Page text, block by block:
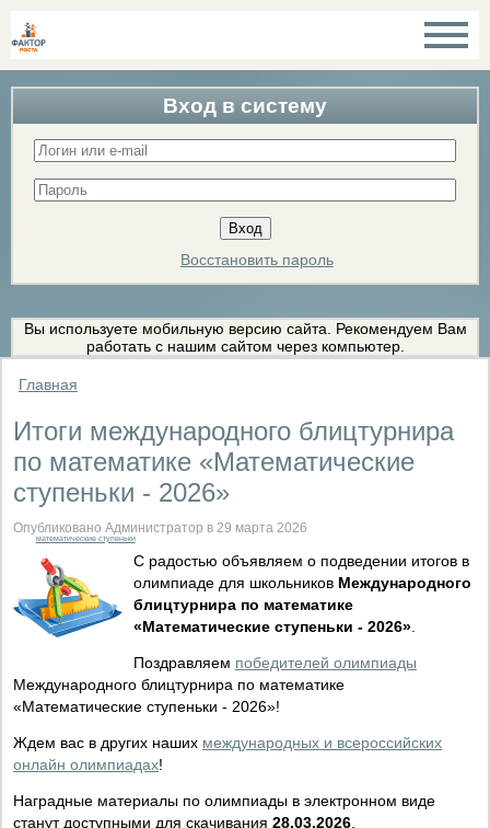
Вход в систему
Восстановить пароль
Вы используете мобильную версию сайта. Рекомендуем Вам
работать с нашим сайтом через компьютер.
Главная
Итоги международного блицтурнира
по математике «Математические
ступеньки - 2026»
Опубликовано Администратор в 29 марта 2026
математические ступеньки
С радостью объявляем о подведении итогов в
олимпиаде для школьников Международного
блицтурнира по математике
«Математические ступеньки - 2026»
Поздравляем победителей олимпиады
Международного блицтурнира по математике
«Математические ступеньки - 2026»!
Ждем вас в других наших международных и всероссийских
онлайн олимпиадах!
Наградные материалы по олимпиады в электронном виде
станут доступными для скачивания 28.03.2026